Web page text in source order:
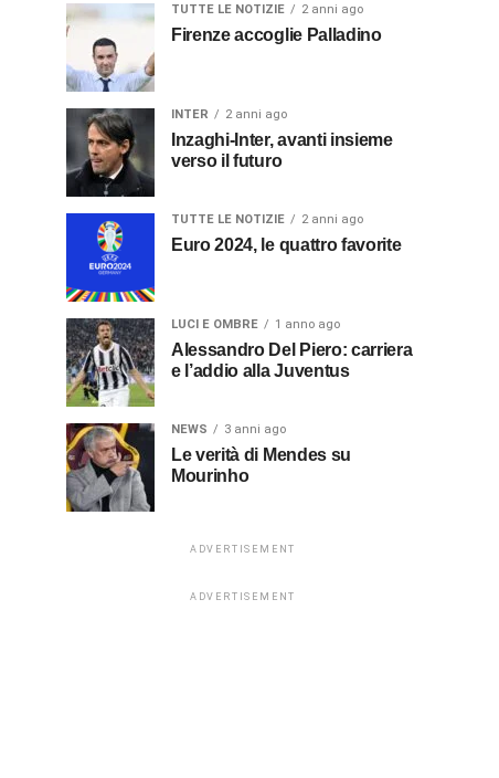
TUTTE LE NOTIZIE 2 anni ago
Firenze accoglie Palladino
INTER 2 anni ago
Inzaghi-Inter, avanti insieme
verso il futuro
TUTTE LE NOTIZIE 2 anni ago
Euro 2024, le quattro favorite
LUCI E OMBRE 1 anno ago
Alessandro Del Piero: carriera
e l’addio alla Juventus
NEWS 3 anni ago
Le verità di Mendes su
Mourinho
ADVERTISEMENT
ADVERTISEMENT